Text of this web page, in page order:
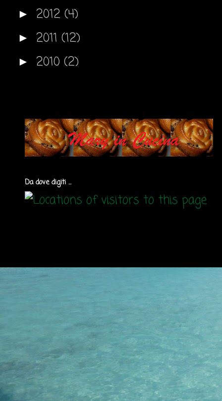
► 2012 (4)
► 2011 (12)
► 2010 (2)
Da dove digiti ...